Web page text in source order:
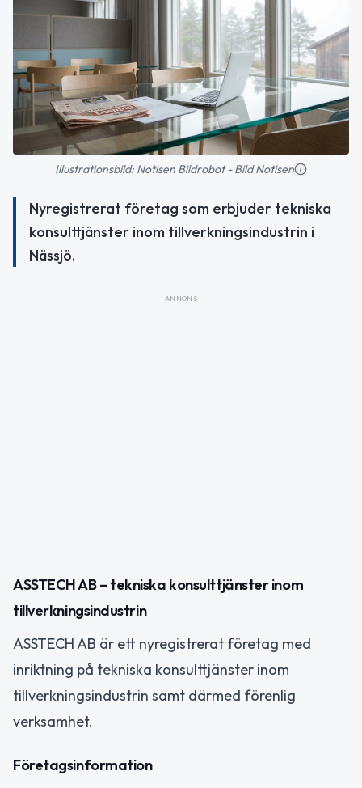
Illustrationsbild: Notisen Bildrobot - Bild Notisen
Nyregistrerat företag som erbjuder tekniska
konsulttjänster inom tillverkningsindustrin i
Nässjö.
ANNONS
ASSTECH AB – tekniska konsulttjänster inom
tillverkningsindustrin
ASSTECH AB är ett nyregistrerat företag med
inriktning på tekniska konsulttjänster inom
tillverkningsindustrin samt därmed förenlig
verksamhet.
Företagsinformation